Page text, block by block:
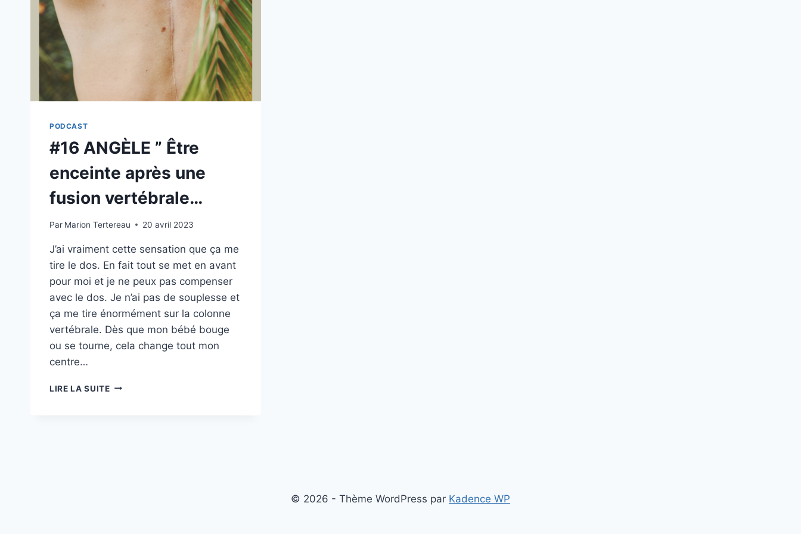
PODCAST
#16 ANGÈLE ” Être
enceinte après une
fusion vertébrale…
Par Marion Tertereau 20 avril 2023
J’ai vraiment cette sensation que ça me
tire le dos. En fait tout se met en avant
pour moi et je ne peux pas compenser
avec le dos. Je n’ai pas de souplesse et
ça me tire énormément sur la colonne
vertébrale. Dès que mon bébé bouge
ou se tourne, cela change tout mon
centre…
LIRE LA SUITE#16
© 2026 - Thème WordPress par Kadence WP